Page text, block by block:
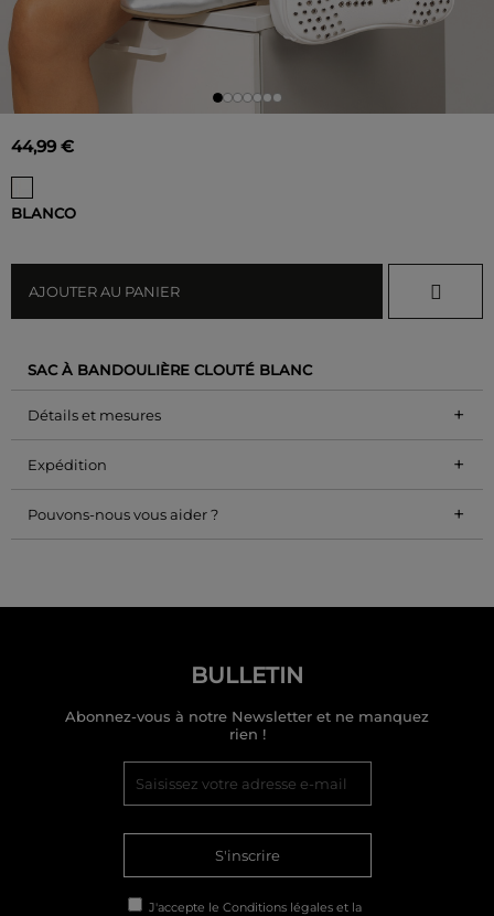
44,99 €
BLANCO
AJOUTER AU PANIER
SAC À BANDOULIÈRE CLOUTÉ BLANC
Détails et mesures +
Expédition +
Pouvons-nous vous aider ? +
BULLETIN
Abonnez-vous à notre Newsletter et ne manquez
rien !
S'inscrire
J'accepte le Conditions légales et la